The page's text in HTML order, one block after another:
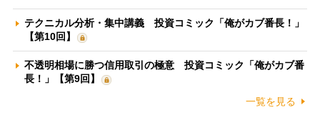
テクニカル分析・集中講義 投資コミック「俺がカブ番長！」
【第10回】
不透明相場に勝つ信用取引の極意 投資コミック「俺がカブ番
長！」【第9回】
一覧を見る